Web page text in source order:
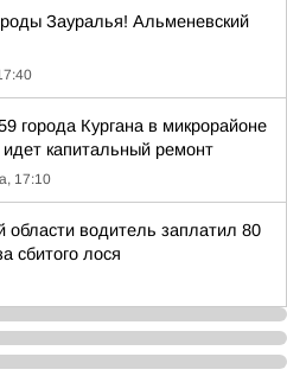
Зауралья! Альменевский
города Кургана в микрорайоне
капитальный ремонт
17:10
области водитель заплатил 80
сбитого лося